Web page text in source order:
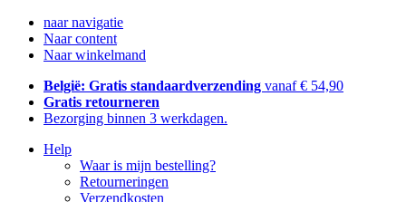
naar navigatie
Naar content
Naar winkelmand
België: Gratis standaardverzending vanaf € 54,90
Gratis retourneren
Bezorging binnen 3 werkdagen.
Help
Waar is mijn bestelling?
Retourneringen
Verzendkosten